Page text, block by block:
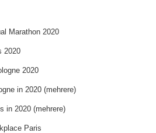
Marathon 2020
2020
2020
in 2020 (mehrere)
in 2020 (mehrere)
Paris